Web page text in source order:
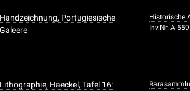
Handzeichnung, Portugiesische
Galeere
Historische
Inv.Nr. A-559
Lithographie, Haeckel, Tafel 16: